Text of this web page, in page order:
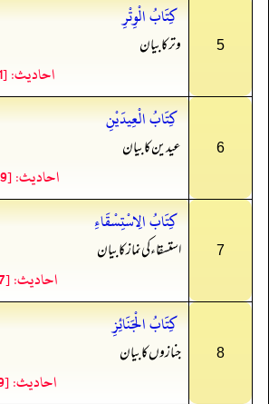
5
كِتَابُ الْوِتْرِ
وتر کا بیان
احادیث: [1631سے1708]
6
كِتَابُ الْعِيدَيْنِ
عیدین کا بیان
احادیث: [1709سے1796]
7
كِتَابُ الِاسْتِسْقَاءِ
استسقاء کى نماز کا بیان
احادیث: [1797سے1808]
8
كِتَابُ الْجَنَائِزِ
جنازوں کا بیان
احادیث: [1809سے1882]